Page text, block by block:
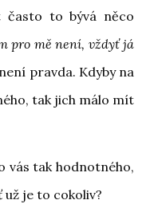
často to bývá něco
pro mě není, vždyť já
pravda. Kdyby na
tak jich málo mít
vás tak hodnotného,
je to cokoliv?